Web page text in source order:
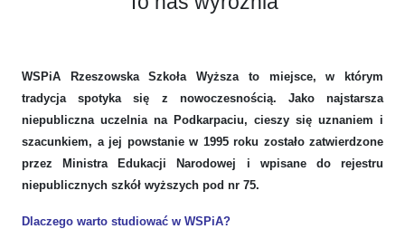
WSPiA Rzeszowska Szkoła Wyższa to miejsce, w którym
tradycja spotyka się z nowoczesnością. Jako najstarsza
niepubliczna uczelnia na Podkarpaciu, cieszy się uznaniem i
szacunkiem, a jej powstanie w 1995 roku zostało zatwierdzone
przez Ministra Edukacji Narodowej i wpisane do rejestru
niepublicznych szkół wyższych pod nr 75.
Dlaczego warto studiować w WSPiA?